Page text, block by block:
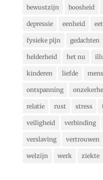
bewustzijn boosheid
depressie eenheid
fysieke pijn gedachten
helderheid het nu
kinderen liefde
ontspanning
relatie rust stress
veiligheid verbinding
verslaving vertrouwen
welzijn werk ziekte